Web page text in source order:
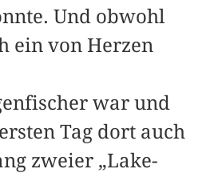
Und obwohl
ein von Herzen
war und
Tag dort auch
zweier „Lake-